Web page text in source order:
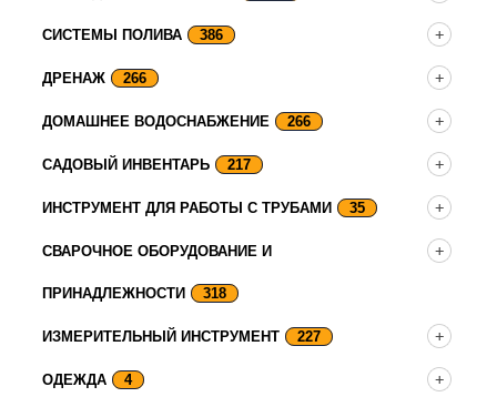
СИСТЕМЫ ПОЛИВА 386
ДРЕНАЖ 266
ДОМАШНЕЕ ВОДОСНАБЖЕНИЕ 266
САДОВЫЙ ИНВЕНТАРЬ 217
ИНСТРУМЕНТ ДЛЯ РАБОТЫ С ТРУБАМИ 35
СВАРОЧНОЕ ОБОРУДОВАНИЕ И
ПРИНАДЛЕЖНОСТИ 318
ИЗМЕРИТЕЛЬНЫЙ ИНСТРУМЕНТ 227
ОДЕЖДА 4